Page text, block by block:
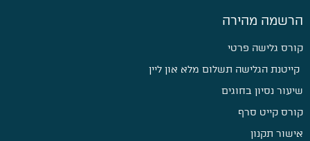
הרשמה מהירה
קורס גלישה פרטי
קייטנת הגלישה תשלום מלא און ליין
שיעור נסיון בחוגים
קורס קייט סרף
אישור תקנון